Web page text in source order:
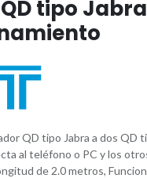
tipo
QD tipo Jabra a dos QD
al teléfono o PC y los
de 2.0 metros,